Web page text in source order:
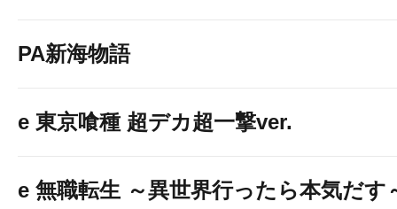
PA新海物語
e 東京喰種 超デカ超一撃ver.
e 無職転生 ～異世界行ったら本気だす